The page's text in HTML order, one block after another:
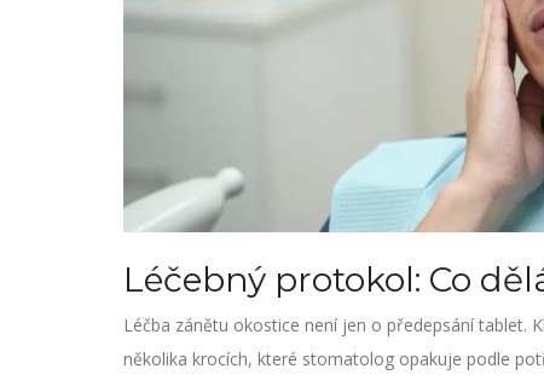
Léčebný protokol: Co
Léčba zánětu okostice není jen o předepsání tablet.
několika krocích, které stomatolog opakuje podle